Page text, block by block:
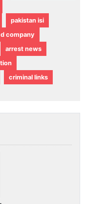
pakistan isi
d company
arrest news
criminal links